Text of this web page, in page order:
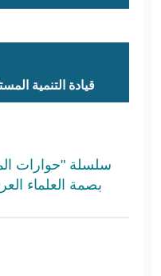
قيادة التنمية
سلسلة "حوارات
بصمة العلماء